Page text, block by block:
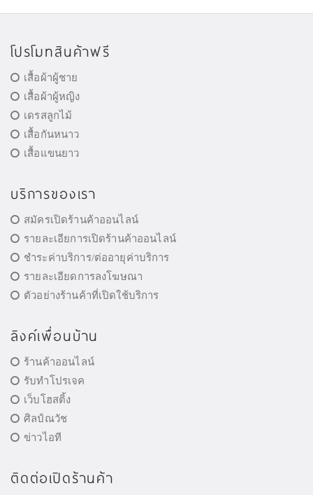
โปรโมทสินค้าฟรี
เสื้อผ้าผู้ชาย
เสื้อผ้าผู้หญิง
เดรสลูกไม้
เสื้อกันหนาว
เสื้อแขนยาว
บริการของเรา
สมัครเปิดร้านค้าออนไลน์
รายละเอียการเปิดร้านค้าออนไลน์
ชำระค่าบริการ/ต่ออายุค่าบริการ
รายละเอียดการลงโฆษณา
ตัวอย่างร้านค้าที่เปิดใช้บริการ
ลิงค์เพื่อนบ้าน
ร้านค้าออนไลน์
รับทำโปรเจค
เว็บโฮสติ้ง
ศิลป์ณวัช
ข่าวไอที
ติดต่อเปิดร้านค้า